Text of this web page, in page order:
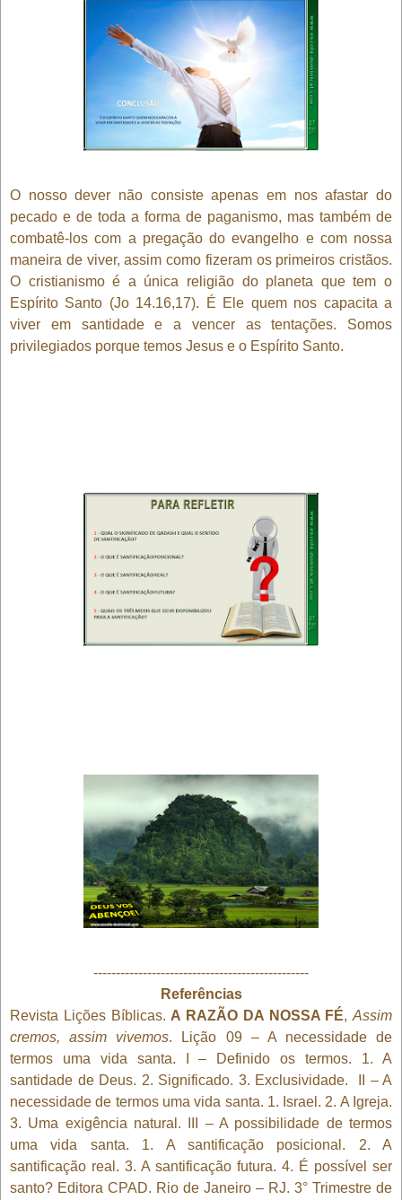
O nosso dever não consiste apenas em nos afastar do
pecado e de toda a forma de paganismo, mas também de
combatê-los com a pregação do evangelho e com nossa
maneira de viver, assim como fizeram os primeiros cristãos.
O cristianismo é a única religião do planeta que tem o
Espírito Santo (Jo 14.16,17). É Ele quem nos capacita a
viver em santidade e a vencer as tentações. Somos
privilegiados porque temos Jesus e o Espírito Santo.
------------------------------------------------
Referências
Revista Lições Bíblicas. A RAZÃO DA NOSSA FÉ, Assim
cremos, assim vivemos. Lição 09 – A necessidade de
termos uma vida santa. I – Definido os termos. 1. A
santidade de Deus. 2. Significado. 3. Exclusividade. II – A
necessidade de termos uma vida santa. 1. Israel. 2. A Igreja.
3. Uma exigência natural. III – A possibilidade de termos
uma vida santa. 1. A santificação posicional. 2. A
santificação real. 3. A santificação futura. 4. É possível ser
santo? Editora CPAD. Rio de Janeiro – RJ. 3° Trimestre de